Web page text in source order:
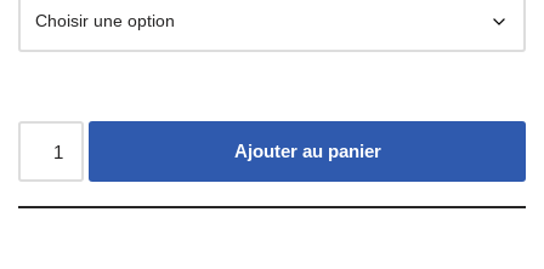
Ajouter au panier